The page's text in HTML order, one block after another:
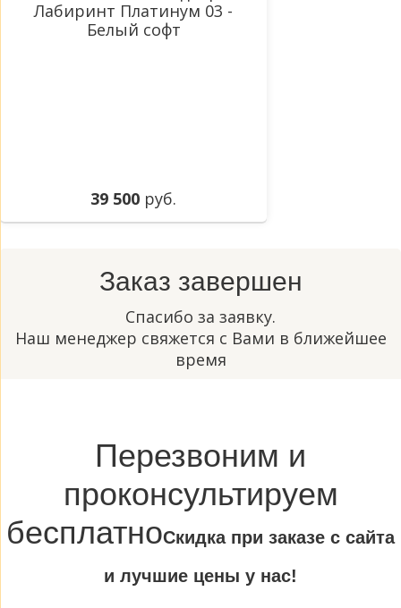
39 500 руб.
Заказ завершен
Спасибо за заявку.
Наш менеджер свяжется с Вами в ближейшее
время
Перезвоним и
проконсультируем
бесплатноCкидка при заказе с сайта
и лучшие цены у нас!